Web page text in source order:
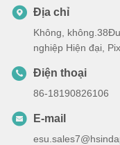
Địa chỉ
Không,
nghiệp Hiện đại,
Điện thoại
86-18190826106
E-mail